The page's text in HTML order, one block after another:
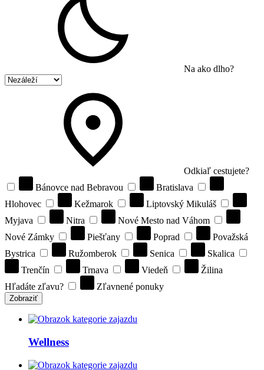
Na ako dlho?
Odkiaľ cestujete?
Bánovce nad Bebravou
Bratislava
Hlohovec
Kežmarok
Liptovský Mikuláš
Myjava
Nitra
Nové Mesto nad Váhom
Nové Zámky
Piešťany Poprad
Považská
Bystrica
Ružomberok Senica
Skalica
Trenčín
Trnava Viedeň
Žilina
Hľadáte zľavu?
Zľavnené ponuky
Zobraziť
Wellness